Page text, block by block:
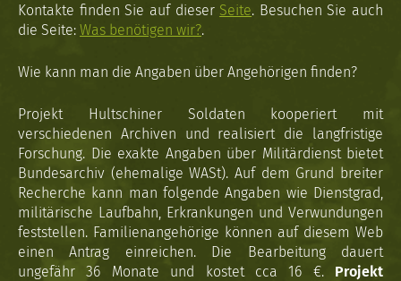
Kontakte finden Sie auf dieser Seite. Besuchen Sie auch
die Seite: Was benötigen wir?.
Wie kann man die Angaben über Angehörigen finden?
Projekt Hultschiner Soldaten kooperiert mit
verschiedenen Archiven und realisiert die langfristige
Forschung. Die exakte Angaben über Militärdienst bietet
Bundesarchiv (ehemalige WASt). Auf dem Grund breiter
Recherche kann man folgende Angaben wie Dienstgrad,
militärische Laufbahn, Erkrankungen und Verwundungen
feststellen. Familienangehörige können auf diesem Web
einen Antrag einreichen. Die Bearbeitung dauert
ungefähr 36 Monate und kostet cca 16 €. Projekt